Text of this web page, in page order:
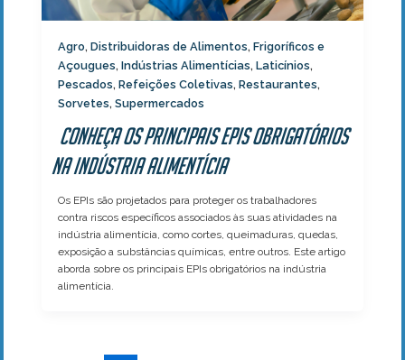
Agro, Distribuidoras de Alimentos, Frigoríficos e
Açougues, Indústrias Alimentícias, Laticínios,
Pescados, Refeições Coletivas, Restaurantes,
Sorvetes, Supermercados
Conheça os principais EPIs obrigatórios
na indústria alimentícia
Os EPIs são projetados para proteger os trabalhadores
contra riscos específicos associados às suas atividades na
indústria alimentícia, como cortes, queimaduras, quedas,
exposição a substâncias químicas, entre outros. Este artigo
aborda sobre os principais EPIs obrigatórios na indústria
alimentícia.